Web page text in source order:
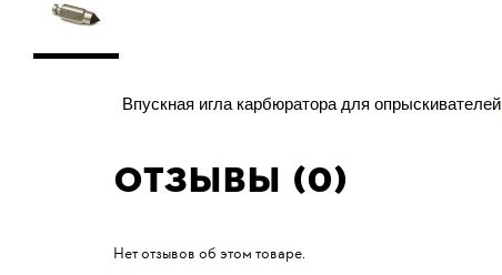
Впускная игла карбюратора для опрыскивателей
Отзывы (0)
Нет отзывов об этом товаре.